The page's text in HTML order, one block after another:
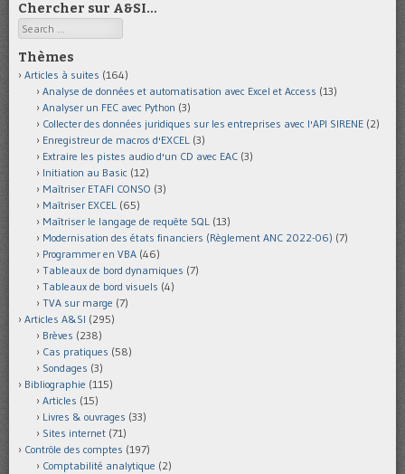
Chercher sur A&SI…
Search
Thèmes
Articles à suites (164)
Analyse de données et automatisation avec Excel et Access (13)
Analyser un FEC avec Python (3)
Collecter des données juridiques sur les entreprises avec l'API SIRENE (2)
Enregistreur de macros d'EXCEL (3)
Extraire les pistes audio d'un CD avec EAC (3)
Initiation au Basic (12)
Maîtriser ETAFI CONSO (3)
Maîtriser EXCEL (65)
Maîtriser le langage de requête SQL (13)
Modernisation des états financiers (Règlement ANC 2022-06) (7)
Programmer en VBA (46)
Tableaux de bord dynamiques (7)
Tableaux de bord visuels (4)
TVA sur marge (7)
Articles A&SI (295)
Brèves (238)
Cas pratiques (58)
Sondages (3)
Bibliographie (115)
Articles (15)
Livres & ouvrages (33)
Sites internet (71)
Contrôle des comptes (197)
Comptabilité analytique (2)